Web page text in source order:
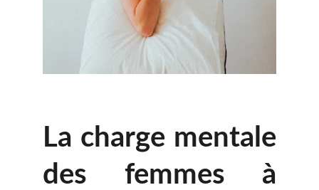
La charge mentale
des femmes à